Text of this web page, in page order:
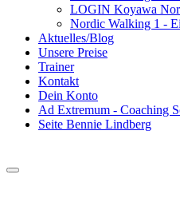
LOGIN Koyawa
Nordic Walking 1 -
Aktuelles/Blog
Unsere Preise
Trainer
Kontakt
Dein Konto
Ad Extremum - Coaching
Seite Bennie Lindberg